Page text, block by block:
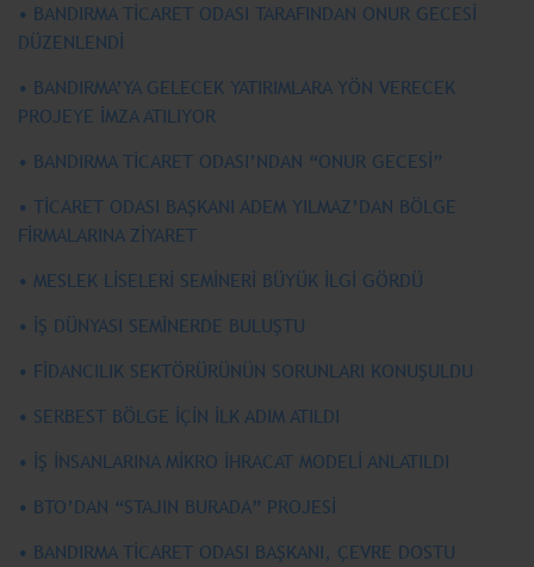
• BANDIRMA TİCARET ODASI TARAFINDAN ONUR GECESİ
DÜZENLENDİ
• BANDIRMA’YA GELECEK YATIRIMLARA YÖN VERECEK
PROJEYE İMZA ATILIYOR
• BANDIRMA TİCARET ODASI’NDAN “ONUR GECESİ”
• TİCARET ODASI BAŞKANI ADEM YILMAZ’DAN BÖLGE
FİRMALARINA ZİYARET
• MESLEK LİSELERİ SEMİNERİ BÜYÜK İLGİ GÖRDÜ
• İŞ DÜNYASI SEMİNERDE BULUŞTU
• FİDANCILIK SEKTÖRÜRÜNÜN SORUNLARI KONUŞULDU
• SERBEST BÖLGE İÇİN İLK ADIM ATILDI
• İŞ İNSANLARINA MİKRO İHRACAT MODELİ ANLATILDI
• BTO’DAN “STAJIN BURADA” PROJESİ
• BANDIRMA TİCARET ODASI BAŞKANI, ÇEVRE DOSTU